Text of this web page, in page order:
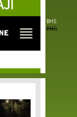
BHS
ENG